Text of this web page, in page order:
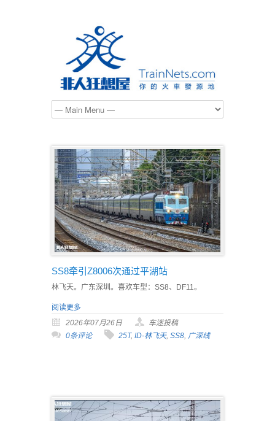
SS8牵引Z8006次通过平湖站
林飞天。广东深圳。喜欢车型：SS8、DF11。
阅读更多
2026年07月26日
车迷投稿
0条评论
25T, ID-林飞天, SS8, 广深线